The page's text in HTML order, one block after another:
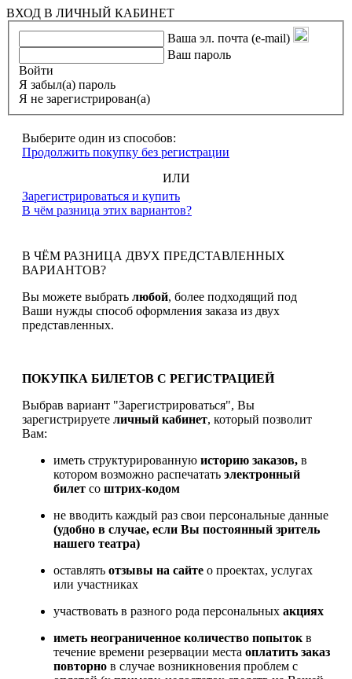
ВХОД В ЛИЧНЫЙ КАБИНЕТ
Ваша эл. почта (e-mail)
Ваш пароль
Войти
Я забыл(а) пароль
Я не зарегистрирован(а)
Выберите один из способов:
Продолжить покупку без регистрации
ИЛИ
Зарегистрироваться и купить
В чём разница этих вариантов?
В ЧЁМ РАЗНИЦА ДВУХ ПРЕДСТАВЛЕННЫХ
ВАРИАНТОВ?
Вы можете выбрать любой, более подходящий под
Ваши нужды способ оформления заказа из двух
представленных.
ПОКУПКА БИЛЕТОВ С РЕГИСТРАЦИЕЙ
Выбрав вариант "Зарегистрироваться", Вы
зарегистрируете личный кабинет, который позволит
Вам:
иметь структурированную историю заказов, в
котором возможно распечатать электронный
билет со штрих-кодом
не вводить каждый раз свои персональные данные
(удобно в случае, если Вы постоянный зритель
нашего театра)
оставлять отзывы на сайте о проектах, услугах
или участниках
участвовать в разного рода персональных акциях
иметь неограниченное количество попыток в
течение времени резервации места оплатить заказ
повторно в случае возникновения проблем с